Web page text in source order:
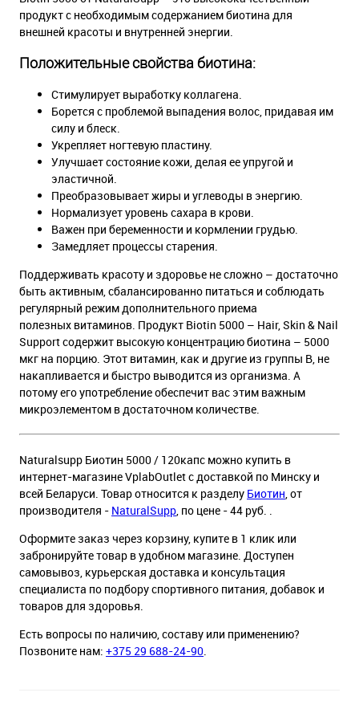
продукт с необходимым содержанием биотина для
внешней красоты и внутренней энергии.
Положительные свойства биотина:
Стимулирует выработку коллагена.
Борется с проблемой выпадения волос, придавая им
силу и блеск.
Укрепляет ногтевую пластину.
Улучшает состояние кожи, делая ее упругой и
эластичной.
Преобразовывает жиры и углеводы в энергию.
Нормализует уровень сахара в крови.
Важен при беременности и кормлении грудью.
Замедляет процессы старения.
Поддерживать красоту и здоровье не сложно – достаточно
быть активным, сбалансированно питаться и соблюдать
регулярный режим дополнительного приема
полезных витаминов. Продукт Biotin 5000 – Hair, Skin & Nail
Support содержит высокую концентрацию биотина – 5000
мкг на порцию. Этот витамин, как и другие из группы В, не
накапливается и быстро выводится из организма. А
потому его употребление обеспечит вас этим важным
микроэлементом в достаточном количестве.
Naturalsupp Биотин 5000 / 120капс можно купить в
интернет-магазине VplabOutlet с доставкой по Минску и
всей Беларуси. Товар относится к разделу Биотин, от
производителя - NaturalSupp, по цене - 44 руб. .
Оформите заказ через корзину, купите в 1 клик или
забронируйте товар в удобном магазине. Доступен
самовывоз, курьерская доставка и консультация
специалиста по подбору спортивного питания, добавок и
товаров для здоровья.
Есть вопросы по наличию, составу или применению?
Позвоните нам: +375 29 688-24-90.